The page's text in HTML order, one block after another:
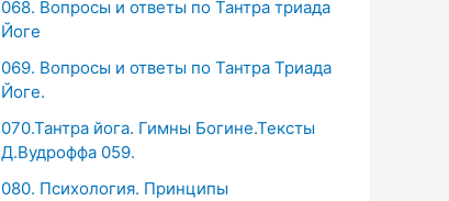
068. Вопросы и ответы по Тантра триада
Йоге
069. Вопросы и ответы по Тантра Триада
Йоге.
070.Тантра йога. Гимны Богине.Тексты
Д.Вудроффа 059.
080. Психология. Принципы